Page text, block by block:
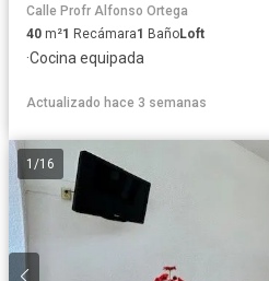
Calle Profr Alfonso Ortega
40 m²1 Recámara1 BañoLoft
·Cocina equipada
Actualizado hace 3 semanas
1 /16